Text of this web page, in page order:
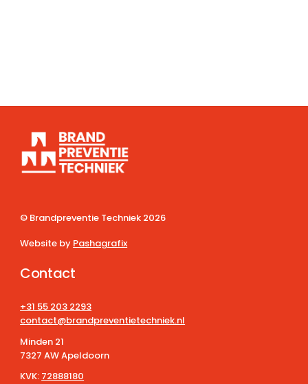
© Brandpreventie Techniek 2026
Website by Pashagrafix
Contact
+31 55 203 2293
contact@brandpreventietechniek.nl
Minden 21
7327 AW Apeldoorn
KVK: 72888180